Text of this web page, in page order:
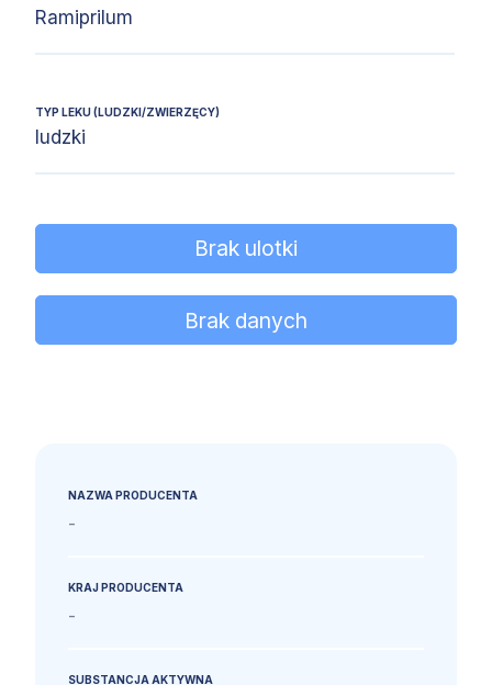
Ramiprilum
TYP LEKU (LUDZKI/ZWIERZĘCY)
ludzki
Brak ulotki
Brak danych
NAZWA PRODUCENTA
-
KRAJ PRODUCENTA
-
SUBSTANCJA AKTYWNA